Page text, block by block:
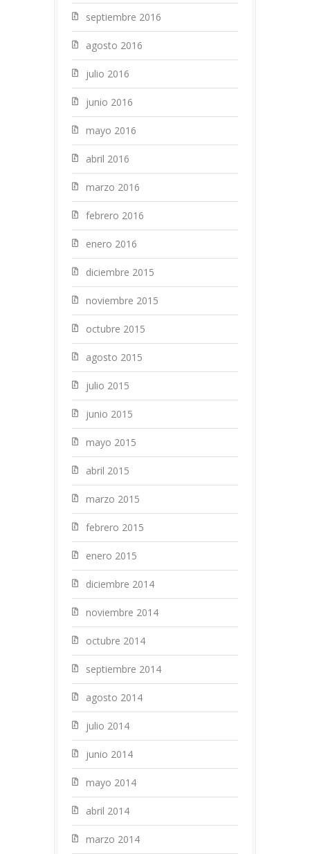
septiembre 2016
agosto 2016
julio 2016
junio 2016
mayo 2016
abril 2016
marzo 2016
febrero 2016
enero 2016
diciembre 2015
noviembre 2015
octubre 2015
agosto 2015
julio 2015
junio 2015
mayo 2015
abril 2015
marzo 2015
febrero 2015
enero 2015
diciembre 2014
noviembre 2014
octubre 2014
septiembre 2014
agosto 2014
julio 2014
junio 2014
mayo 2014
abril 2014
marzo 2014